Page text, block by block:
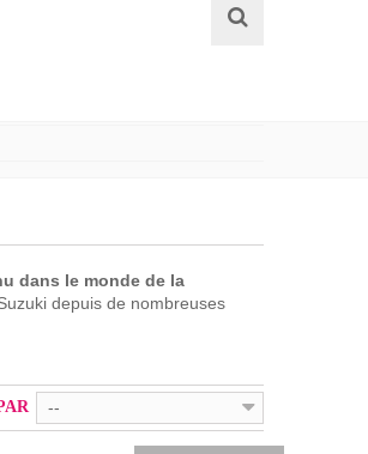
dans le monde de la
depuis de nombreuses
--